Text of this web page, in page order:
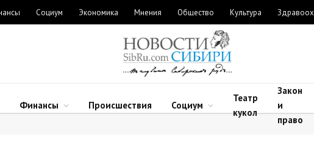
Социум Экономика Мнения Общество Культура
Финансы Происшествия Социум
Театр
кукол
Закон
и
право